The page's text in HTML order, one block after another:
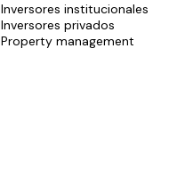
Inversores institucionales
Inversores privados
Property management